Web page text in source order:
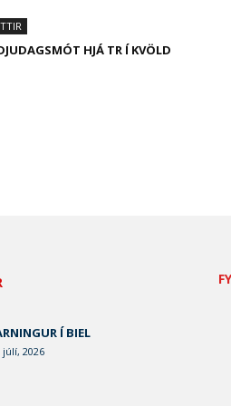
HJÁ TR Í KVÖLD
Í BIEL
júlí, 2026